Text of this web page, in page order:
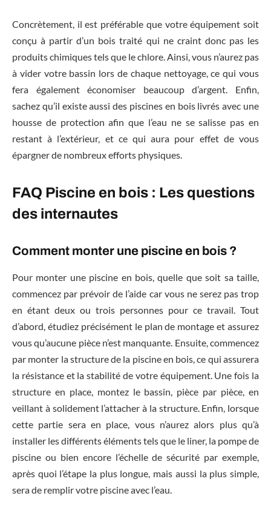
Concrètement, il est préférable que votre équipement soit
conçu à partir d’un bois traité qui ne craint donc pas les
produits chimiques tels que le chlore. Ainsi, vous n’aurez pas
à vider votre bassin lors de chaque nettoyage, ce qui vous
fera également économiser beaucoup d’argent. Enfin,
sachez qu’il existe aussi des piscines en bois livrés avec une
housse de protection afin que l’eau ne se salisse pas en
restant à l’extérieur, et ce qui aura pour effet de vous
épargner de nombreux efforts physiques.
FAQ Piscine en bois : Les questions
des internautes
Comment monter une piscine en bois ?
Pour monter une piscine en bois, quelle que soit sa taille,
commencez par prévoir de l’aide car vous ne serez pas trop
en étant deux ou trois personnes pour ce travail. Tout
d’abord, étudiez précisément le plan de montage et assurez
vous qu’aucune pièce n’est manquante. Ensuite, commencez
par monter la structure de la piscine en bois, ce qui assurera
la résistance et la stabilité de votre équipement. Une fois la
structure en place, montez le bassin, pièce par pièce, en
veillant à solidement l’attacher à la structure. Enfin, lorsque
cette partie sera en place, vous n’aurez alors plus qu’à
installer les différents éléments tels que le liner, la pompe de
piscine ou bien encore l’échelle de sécurité par exemple,
après quoi l’étape la plus longue, mais aussi la plus simple,
sera de remplir votre piscine avec l’eau.